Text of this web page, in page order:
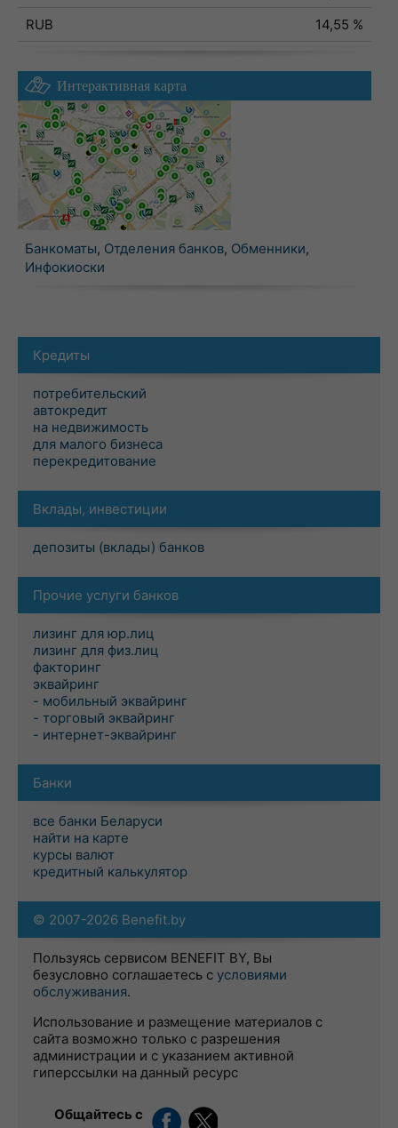
RUB
14,55 %
Интерактивная карта
Банкоматы, Отделения банков, Обменники,
Инфокиоски
Кредиты
потребительский
автокредит
на недвижимость
для малого бизнеса
перекредитование
Вклады, инвестиции
депозиты (вклады) банков
Прочие услуги банков
лизинг для юр.лиц
лизинг для физ.лиц
факторинг
эквайринг
- мобильный эквайринг
- торговый эквайринг
- интернет-эквайринг
Банки
все банки Беларуси
найти на карте
курсы валют
кредитный калькулятор
© 2007-2026 Benefit.by
Пользуясь сервисом BENEFIT BY, Вы
безусловно соглашаетесь с условиями
обслуживания.
Использование и размещение материалов с
сайта возможно только с разрешения
администрации и с указанием активной
гиперссылки на данный ресурс
Общайтесь с